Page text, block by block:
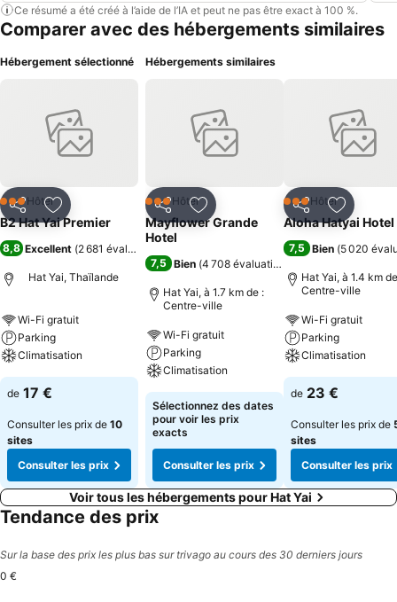
Ce résumé a été créé à l’aide de l’IA et peut ne pas être exact à 100 %.
Comparer avec des hébergements similaires
Hébergement sélectionné
PartagerAjouter à mes favoris
3 ÉtoilesHôtel
B2 Hat Yai Premier
8,8 Excellent (2 681 évaluations
Hat Yai, Thaïlande
Wi-Fi gratuit
Parking
Climatisation
de 17 €
Consulter les prix de 10
sites
Consulter les prix
Hébergements similaires
PartagerAjouter à mes favoris
3 ÉtoilesHôtel
Mayflower Grande
Hotel
7,5 Bien (4 708 évaluations
Hat Yai, à 1.7 km de :
Centre-ville
Wi-Fi gratuit
Parking
Climatisation
Sélectionnez des dates
pour voir les prix
exacts
Consulter les prix
PartagerAjouter
3 ÉtoilesHôtel
Aloha Hatyai Hotel
7,5 Bien (5 020
Hat Yai, à 1.4 km
Centre-ville
Wi-Fi gratuit
Parking
Climatisation
de 23 €
Consulter les prix de
sites
Consulter les prix
Voir tous les hébergements pour Hat Yai
Tendance des prix
Sur la base des prix les plus bas sur trivago au cours des 30 derniers jours
0 €